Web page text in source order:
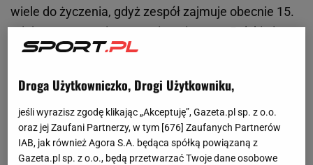
wiele do życzenia, gdyż zespół zajmuje obecnie 15.
miejsce, togramistrza z wicemistrzem Polski nie
mogła być traktowana inaczej, niż w kategoriach
Marciniaka, który od lat jest uznawany za
najlepszego fachowca w Polsce. Problem sędziego
finału mistrzostw świata z 2022 roku polega na tym,
że zdaniem wielu ekspertów na polskim podwórku
Droga Użytkowniczko, Drogi Użytkowniku,
jeśli wyrazisz zgodę klikając „Akceptuję”, Gazeta.pl sp. z o.o.
oraz jej Zaufani Partnerzy, w tym [676] Zaufanych Partnerów
IAB, jak również Agora S.A. będąca spółką powiązaną z
Gazeta.pl sp. z o.o., będą przetwarzać Twoje dane osobowe